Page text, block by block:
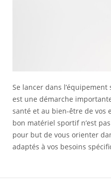
Se lancer dans
est une démarche
santé et au bien-être de vos
bon matériel sportif n’est
pour but de vous orienter
adaptés à vos besoins